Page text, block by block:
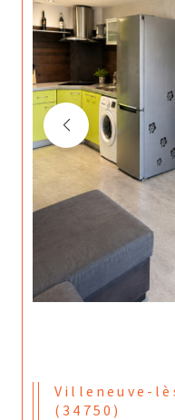
Villeneuve-lès-Maguelone
(34750)